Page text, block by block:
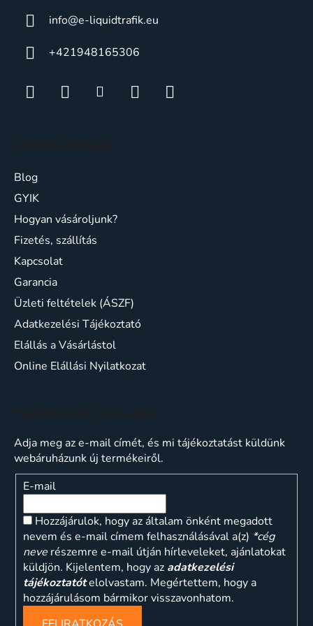
info@e-liquidtrafik.eu
+421948165306
Blog
GYIK
Hogyan vásároljunk?
Fizetés, szállítás
Kapcsolat
Garancia
Üzleti feltételek (ÁSZF)
Adatkezelési Tájékoztató
Elállás a Vásárlástol
Online Elállási Nyilatkozat
Adja meg az e-mail címét, és mi tájékoztatást küldünk
webáruházunk új termékeiről.
E-mail
Hozzájárulok, hogy az általam önként megadott
nevem és e-mail címem felhasználásával a(z) *cég
neve részemre e-mail útján hírleveleket, ajánlatokat
küldjön. Kijelentem, hogy az adatkezelési
tájékoztatótelolvastam. Megértettem, hogy a
hozzájárulásom bármikor visszavonhatom.